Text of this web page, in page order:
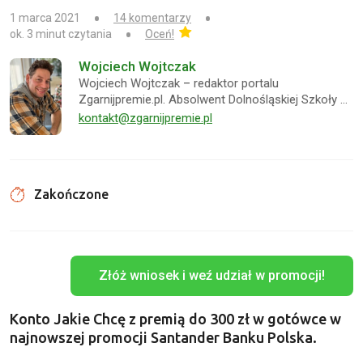
1 marca 2021
14 komentarzy
ok. 3 minut czytania
Oceń!
Wojciech Wojtczak
Wojciech Wojtczak – redaktor portalu
Zgarnijpremie.pl. Absolwent Dolnośląskiej Szkoły …
kontakt@zgarnijpremie.pl
Zakończone
Złóż wniosek i weź udział w promocji!
Konto Jakie Chcę z premią do 300 zł w gotówce w
najnowszej promocji Santander Banku Polska.